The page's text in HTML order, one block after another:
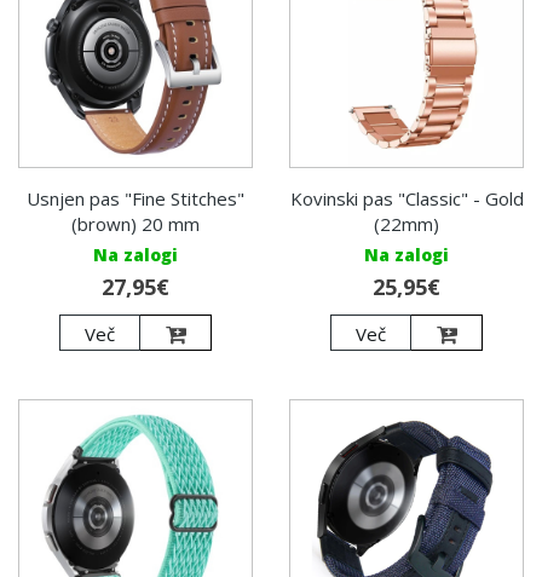
Usnjen pas "Fine Stitches"
(brown) 20 mm
Na zalogi
27,95€
Več
Kovinski pas "Classic" - Gold
(22mm)
Na zalogi
25,95€
Več